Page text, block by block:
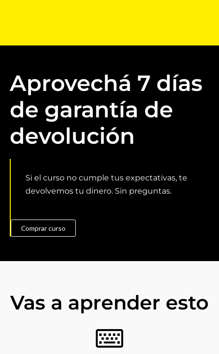
Aprovechá 7 días
de garantía de
devolución
Si el curso no cumple tus expectativas, te
devolvemos tu dinero. Sin preguntas.
Comprar curso
Vas a aprender esto